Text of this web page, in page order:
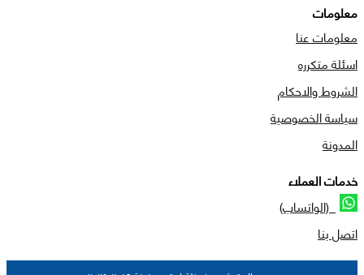
معلومات
معلومات عنا
اسئلة متكرره
الشروط والاحكام
سياسة الخصوصية
المدونة
خدمات العملاء
(الواتساب)
اتصل بنا